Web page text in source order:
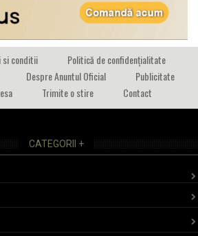
si conditii
Politică de confidențialitate
Despre Anuntul Oficial
Publicitate
Trimite o stire Contact
CATEGORII +